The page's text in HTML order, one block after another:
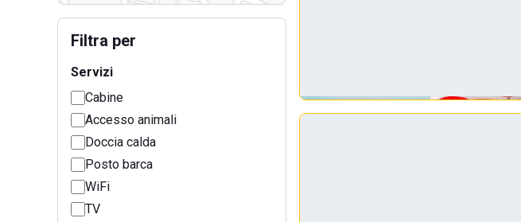
Filtra per
Servizi
Cabine
Accesso animali
Doccia calda
Posto barca
WiFi
TV